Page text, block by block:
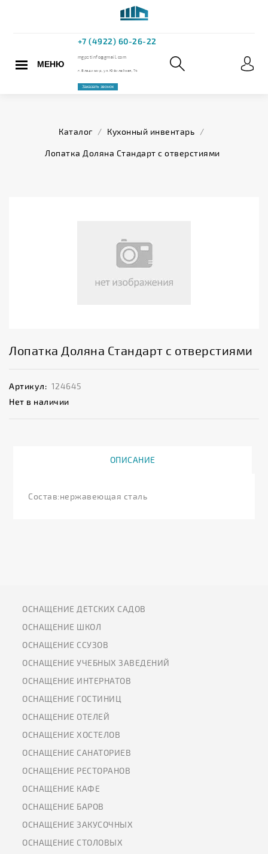
МЕНЮ
Каталог / Кухонный инвентарь /
Лопатка Доляна Стандарт с отверстиями
Лопатка Доляна Стандарт с отверстиями
Артикул: 124645
Нет в наличии
ОПИСАНИЕ
Состав:нержавеющая сталь
ОСНАЩЕНИЕ ДЕТСКИХ САДОВ
ОСНАЩЕНИЕ ШКОЛ
ОСНАЩЕНИЕ ССУЗОВ
ОСНАЩЕНИЕ УЧЕБНЫХ ЗАВЕДЕНИЙ
ОСНАЩЕНИЕ ИНТЕРНАТОВ
ОСНАЩЕНИЕ ГОСТИНИЦ
ОСНАЩЕНИЕ ОТЕЛЕЙ
ОСНАЩЕНИЕ ХОСТЕЛОВ
ОСНАЩЕНИЕ САНАТОРИЕВ
ОСНАЩЕНИЕ РЕСТОРАНОВ
ОСНАЩЕНИЕ КАФЕ
ОСНАЩЕНИЕ БАРОВ
ОСНАЩЕНИЕ ЗАКУСОЧНЫХ
ОСНАЩЕНИЕ СТОЛОВЫХ